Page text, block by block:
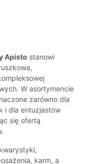
Apisto stanowi
W asortymencie
zarówno dla
i dla entuzjastów
się ofertą
karm, a